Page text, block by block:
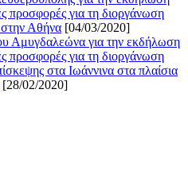
προσφορές για τη διοργάνωση
στην Αθήνα [04/03/2020]
Αμυγδαλεώνα για την εκδήλωση
προσφορές για τη διοργάνωση
στα Ιωάννινα στα πλαίσια
[28/02/2020]